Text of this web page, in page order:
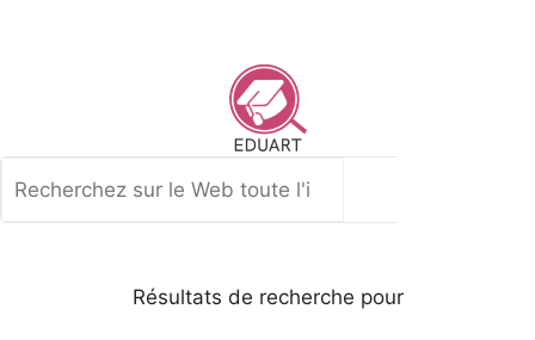
Résultats de recherche pour